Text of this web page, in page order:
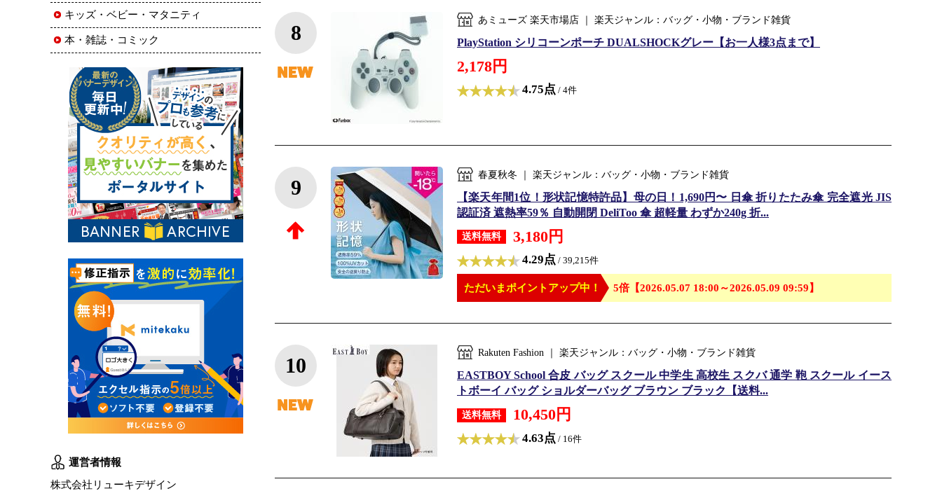
8
あミューズ 楽天市場店 ｜ 楽天ジャンル：バッグ・小物・ブランド雑貨
PlayStation シリコーンポーチ DUALSHOCKグレー【お一人様3点まで】
2,178円
4.75点 / 4件
9
春夏秋冬 ｜ 楽天ジャンル：バッグ・小物・ブランド雑貨
【楽天年間1位！形状記憶特許品】母の日！1,690円〜 日傘 折りたたみ傘 完全遮光 JIS
認証済 遮熱率59％ 自動開閉 DeliToo 傘 超軽量 わずか240g 折...
送料無料 3,180円
4.29点 / 39,215件
ただいまポイントアップ中！ 5倍【2026.05.07 18:00～2026.05.09 09:59】
10
Rakuten Fashion ｜ 楽天ジャンル：バッグ・小物・ブランド雑貨
EASTBOY School 合皮 バッグ スクール 中学生 高校生 スクバ 通学 鞄 スクール イース
トボーイ バッグ ショルダーバッグ ブラウン ブラック【送料...
送料無料 10,450円
4.63点 / 16件
キッズ・ベビー・マタニティ
本・雑誌・コミック
運営者情報
株式会社リューキデザイン